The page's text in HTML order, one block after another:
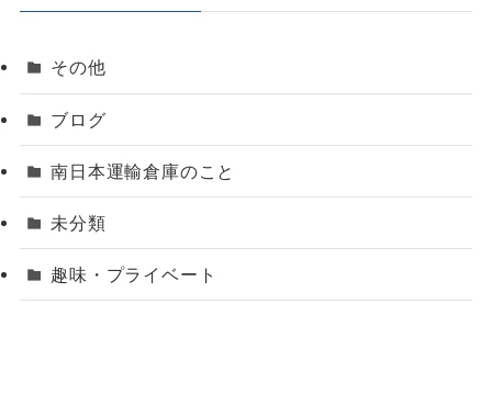
その他
ブログ
南日本運輸倉庫のこと
未分類
趣味・プライベート